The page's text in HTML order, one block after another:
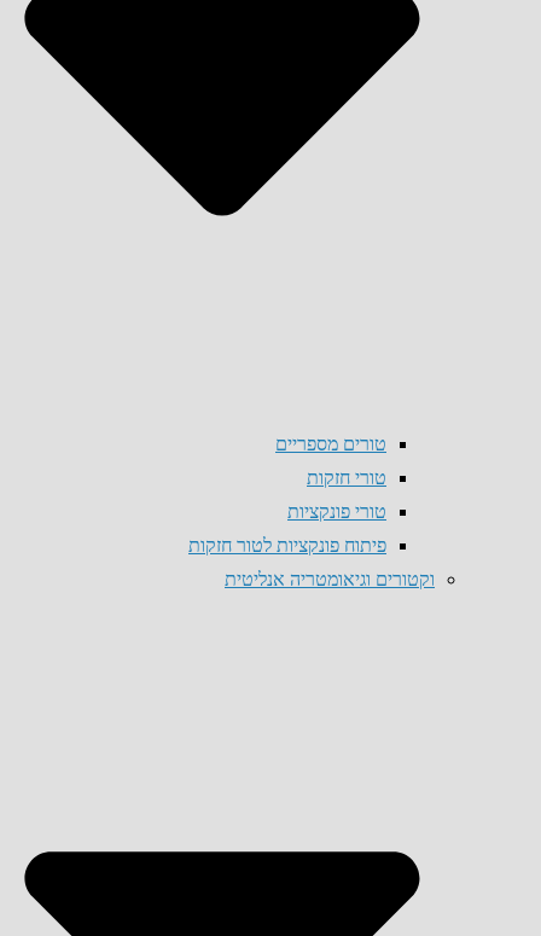
טורים מספריים
טורי חזקות
טורי פונקציות
פיתוח פונקציות לטור חזקות
וקטורים וגיאומטריה אנליטית